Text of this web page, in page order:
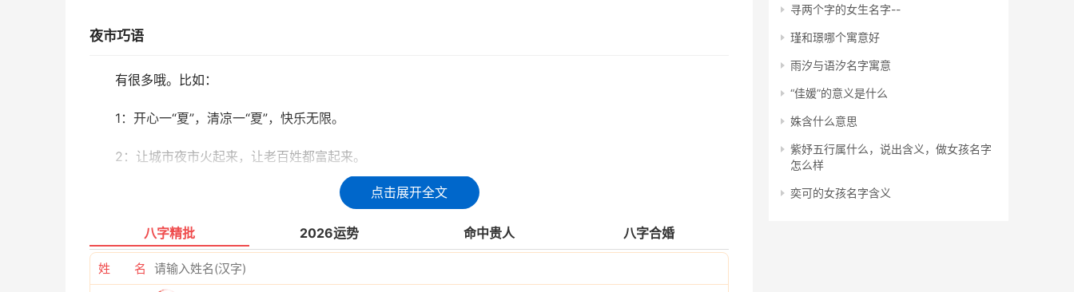
夜市巧语
有很多哦。比如：
1：开心一“夏”，清凉一“夏”，快乐无限。
2：让城市夜市火起来，让老百姓都富起来。
3：夜间经济商机无限，夜市精彩有约。
4：夜市热闹一座城，经济惠民千万家。
5：人间烟火气，总有不夜城。
点击展开全文
八字精批 2026运势 命中贵人 八字合婚
姓 名
寻两个字的女生名字--
瑾和璟哪个寓意好
雨汐与语汐名字寓意
“佳媛”的意义是什么
姝含什么意思
紫妤五行属什么，说出含义，做女孩名字
怎么样
奕可的女孩名字含义